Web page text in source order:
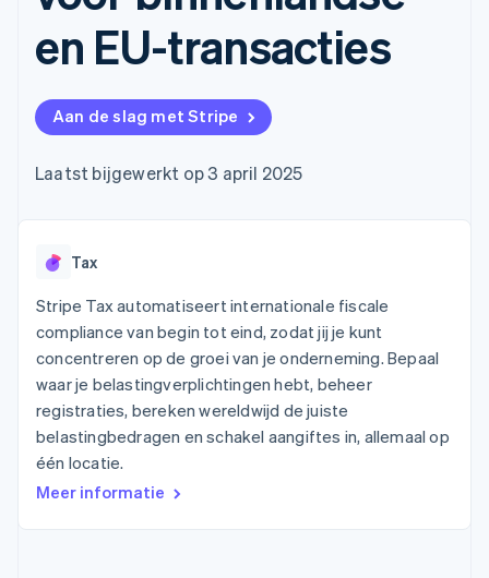
Toegang tot meer
Terminal
Fysieke betalingen
Boost
Optimaliseer de
Link
Versneld afrekenen
Connections
rekeningen
Data Pipeline
Meer
Product roadmap
Ontdek wat er in het verschiet ligt
Radar
Fraudepreventie
Atlas
Marktplaatsen
Geldbeheer
Platforms
Per branche
Verzekering
Media en entertainment
Non-profitorganisaties
Professionele
dienstverlening
Publieke sector
Facturatie naar gebruik
bieden
worden gedekt
Diensten voorzien en
Voorbeelden van code
Developerblog
API-status
Bedrijf
Productroadmap
Jaarlijks congres
Vacatures
Stripe Newsroom
en EU-transacties
Aan de slag met Stripe
Laatst bijgewerkt op 3 april 2025
Tax
Stripe Tax automatiseert internationale fiscale
compliance van begin tot eind, zodat jij je kunt
concentreren op de groei van je onderneming. Bepaal
waar je belastingverplichtingen hebt, beheer
registraties, bereken wereldwijd de juiste
belastingbedragen en schakel aangiftes in, allemaal op
één locatie.
Meer informatie